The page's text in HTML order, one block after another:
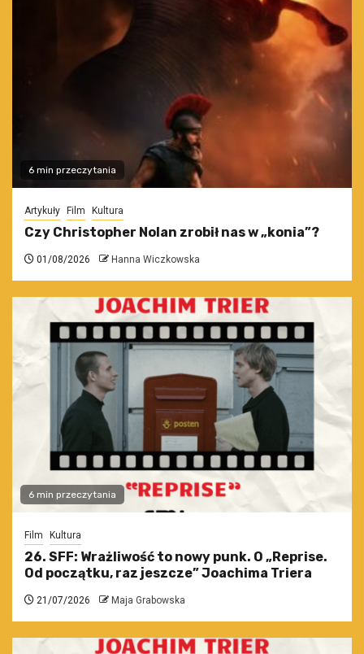
6 min przeczytania
Artykuły Film Kultura
Czy Christopher Nolan zrobił nas w „konia”?
01/08/2026 Hanna Wiczkowska
6 min przeczytania
Film Kultura
26. SFF: Wrażliwość to nowy punk. O „Reprise.
Od początku, raz jeszcze” Joachima Triera
21/07/2026 Maja Grabowska